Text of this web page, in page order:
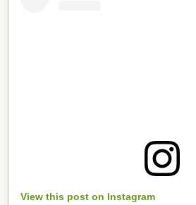
View this post on Instagram